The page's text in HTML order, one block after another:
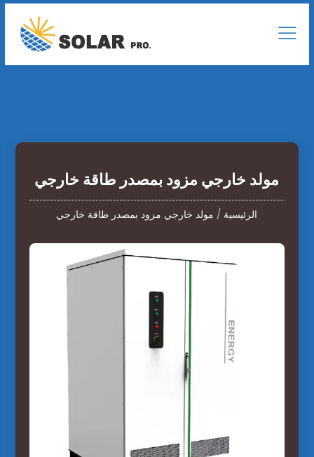
مولد خارجي مزود بمصدر طاقة خارجي
الرئيسية / مولد خارجي مزود بمصدر طاقة خارجي